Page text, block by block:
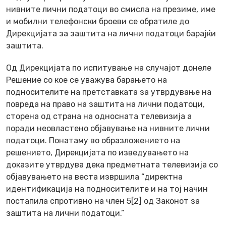
нивните лични податоци во смисла на презиме, име
и мобилни телефонски броеви се обратиле до
Дирекцијата за заштита на лични податоци барајќи
заштита.
Од Дирекцијата по испитување на случајот донеле
Решение со кое се уважува барањето на
подносителите на претставката за утврдување на
повреда на право на заштита на лични податоци,
сторена од страна на односната телевизија а
поради неовластено објавување на нивните лични
податоци. Понатаму во образложението на
решението, Дирекцијата по изведувањето на
доказите утврдува дека предметната телевизија со
објавувањето на веста извршила “директна
идентификација на подносителите и на тој начин
постапила спротивно на член 5[2] од Законот за
заштита на лични податоци.”